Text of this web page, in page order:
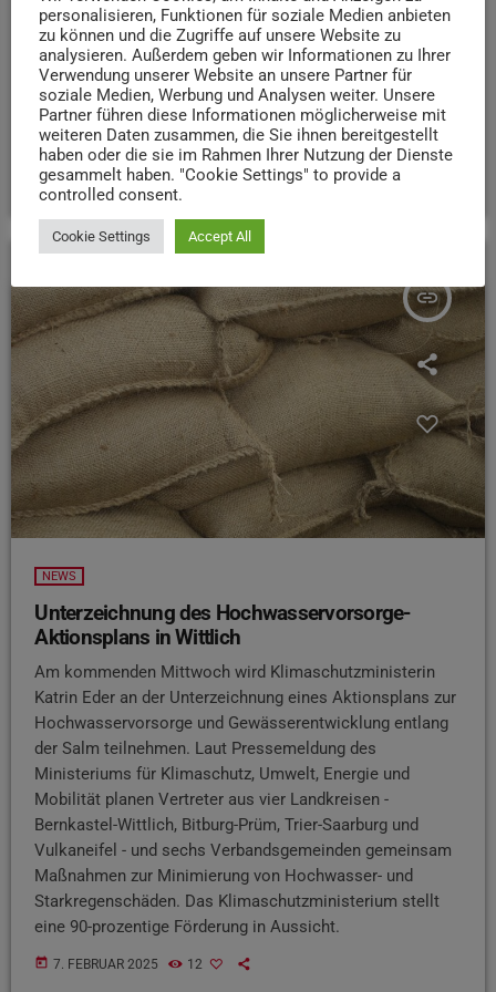
Investitionsprogramms KIPKI finanziert das Land mit 2,6
Millionen Euro fast die Hälfte des Projekts, das einen
wichtigen Schritt für die Energieregion Trier darstellt. Es
bietet eine innovative Lösung für die Speicherung und
Nutzung von Überschussstrom aus erneuerbaren
Energien.
today 7. FEBRUAR 2025 48
insert_link
NEWS
Unterzeichnung des Hochwasservorsorge-
Aktionsplans in Wittlich
Am kommenden Mittwoch wird Klimaschutzministerin
Katrin Eder an der Unterzeichnung eines Aktionsplans zur
Hochwasservorsorge und Gewässerentwicklung entlang
der Salm teilnehmen. Laut Pressemeldung des
Ministeriums für Klimaschutz, Umwelt, Energie und
Mobilität planen Vertreter aus vier Landkreisen -
Bernkastel-Wittlich, Bitburg-Prüm, Trier-Saarburg und
Vulkaneifel - und sechs Verbandsgemeinden gemeinsam
Maßnahmen zur Minimierung von Hochwasser- und
Starkregenschäden. Das Klimaschutzministerium stellt
eine 90-prozentige Förderung in Aussicht.
today 7. FEBRUAR 2025 12
personalisieren, Funktionen für soziale Medien anbieten
zu können und die Zugriffe auf unsere Website zu
analysieren. Außerdem geben wir Informationen zu Ihrer
Verwendung unserer Website an unsere Partner für
soziale Medien, Werbung und Analysen weiter. Unsere
Partner führen diese Informationen möglicherweise mit
weiteren Daten zusammen, die Sie ihnen bereitgestellt
haben oder die sie im Rahmen Ihrer Nutzung der Dienste
gesammelt haben. "Cookie Settings" to provide a
controlled consent.
Cookie Settings Accept All